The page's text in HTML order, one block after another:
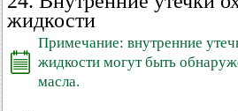
жидкости
Примечание: внутренние
жидкости могут быть
масла.